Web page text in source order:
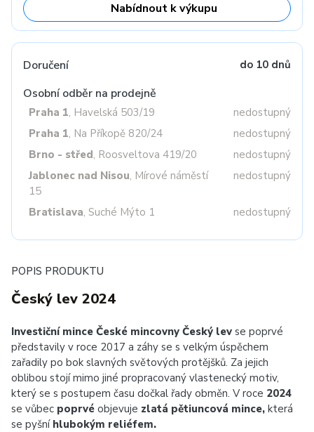
Nabídnout k výkupu
Doručení do 10 dnů
Osobní odběr na prodejně
Praha 1, Havelská 503/19
nedostupný
Praha 1, Na Příkopě 820/24
nedostupný
Brno - střed, Roosveltova 419/20
nedostupný
Jablonec nad Nisou, Mírové náměstí
15
nedostupný
Bratislava, Suché Mýto 1 nedostupný
POPIS PRODUKTU
Český lev 2024
Investiční mince České mincovny Český lev se poprvé
představily v roce 2017 a záhy se s velkým úspěchem
zařadily po bok slavných světových protějšků. Za jejich
oblibou stojí mimo jiné propracovaný vlastenecký motiv,
který se s postupem času dočkal řady obměn. V roce 2024
se vůbec poprvé objevuje zlatá pětiuncová mince, která
se pyšní hlubokým reliéfem.